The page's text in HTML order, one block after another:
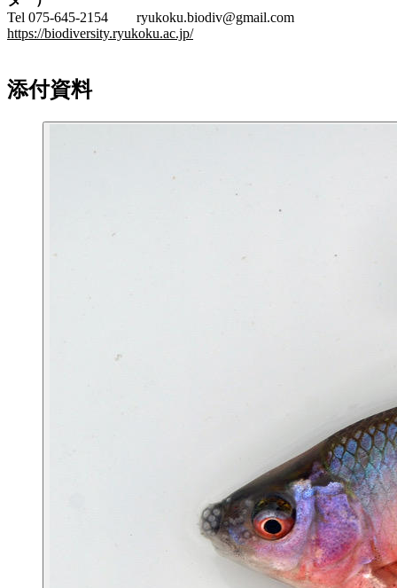
Tel 075-645-2154 ryukoku.biodiv@gmail.com
https://biodiversity.ryukoku.ac.jp/
添付資料